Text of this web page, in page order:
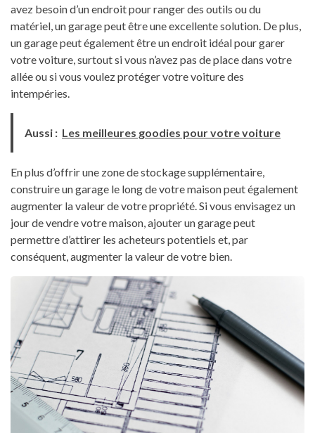
avez besoin d’un endroit pour ranger des outils ou du
matériel, un garage peut être une excellente solution. De plus,
un garage peut également être un endroit idéal pour garer
votre voiture, surtout si vous n’avez pas de place dans votre
allée ou si vous voulez protéger votre voiture des
intempéries.
Aussi : Les meilleures goodies pour votre voiture
En plus d’offrir une zone de stockage supplémentaire,
construire un garage le long de votre maison peut également
augmenter la valeur de votre propriété. Si vous envisagez un
jour de vendre votre maison, ajouter un garage peut
permettre d’attirer les acheteurs potentiels et, par
conséquent, augmenter la valeur de votre bien.